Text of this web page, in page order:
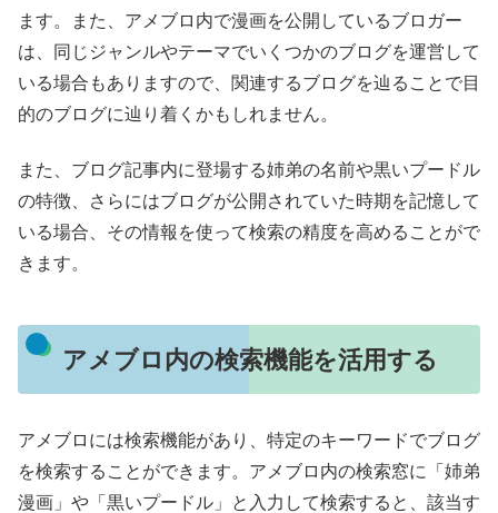
ます。また、アメブロ内で漫画を公開しているブロガー
は、同じジャンルやテーマでいくつかのブログを運営して
いる場合もありますので、関連するブログを辿ることで目
的のブログに辿り着くかもしれません。
また、ブログ記事内に登場する姉弟の名前や黒いプードル
の特徴、さらにはブログが公開されていた時期を記憶して
いる場合、その情報を使って検索の精度を高めることがで
きます。
アメブロ内の検索機能を活用する
アメブロには検索機能があり、特定のキーワードでブログ
を検索することができます。アメブロ内の検索窓に「姉弟
漫画」や「黒いプードル」と入力して検索すると、該当す